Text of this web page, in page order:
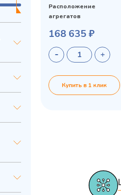
Расположение
агрегатов
168 635 ₽
Купить в 1 клик